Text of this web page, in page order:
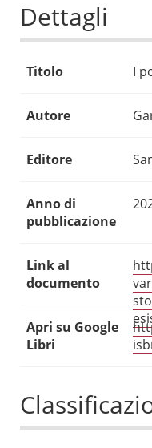
Dettagli
Titolo I
Autore
Editore
Anno di
pubblicazione
Link al
documento
Apri su Google
Libri